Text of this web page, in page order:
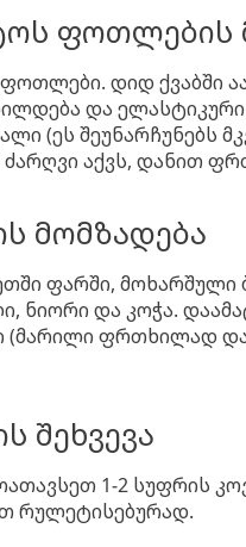
ფოთლების
დიდ ქვაბში
და
(ეს შეუნარჩუნებს
აქვს, დანით
მომზადება
ფარში,
ნიორი და კოჭა.
(მარილი ფრთხილად
შეხვევა
1-2 სუფრის
რულეტისებურად.